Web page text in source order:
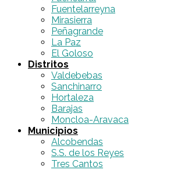
Fuentelarreyna
Mirasierra
Peñagrande
La Paz
El Goloso
Distritos
Valdebebas
Sanchinarro
Hortaleza
Barajas
Moncloa-Aravaca
Municipios
Alcobendas
S.S. de los Reyes
Tres Cantos